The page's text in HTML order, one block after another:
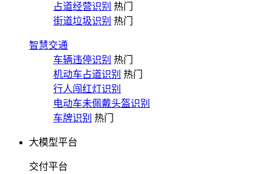
占道经营识别 热门
街道垃圾识别 热门
智慧交通
车辆违停识别 热门
机动车占道识别 热门
行人闯红灯识别
电动车未佩戴头盔识别
车牌识别 热门
大模型平台
交付平台